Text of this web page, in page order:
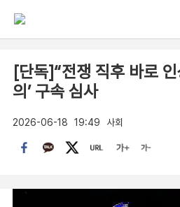
[단독]“전쟁 직후 바로
의’ 구속 심사
2026-06-18 19:49 사회